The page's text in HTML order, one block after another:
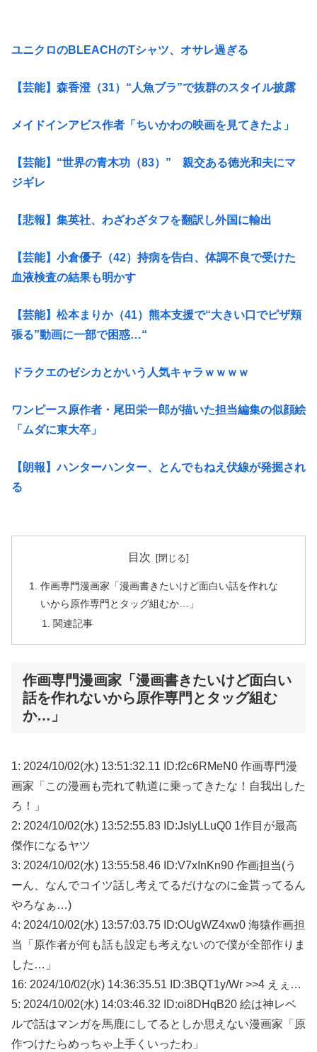
ユニクロのBLEACHのTシャツ、オサレ過ぎる
【芸能】森香澄（31）“人魚ブラ”で抜群のスタイル披露
メイドインアビス作者「ちいかわの映画を見てきたよ」
【芸能】“世界の青木功（83）” 親交ある徳光和夫にマ
ジギレ
【悲報】集英社、わざわざタフを翻訳し外国に輸出
【芸能】小倉優子（42）持病を告白、体調不良で受けた
血液検査の結果も明かす
【芸能】松本まりか（41）熊本支援で“大きい口でピザ頬
張る”動画に一部で困惑…“
ドラクエのゼシカとかいう人気キャラｗｗｗｗ
ワンピース原作者・尾田栄一郎が描いた担当編集の似顔絵
「ムダに東大卒」
【朗報】ハンターハンター、とんでもねえ伏線が発掘され
る
目次
作画専門漫画家「漫画書きたいけど面白い話を作れな
いから原作専門とタッグ組むか…」
関連記事
作画専門漫画家「漫画書きたいけど面白い
話を作れないから原作専門とタッグ組む
か…」
1: 2024/10/02(水) 13:51:32.11 ID:f2c6RMeN0 作画専門漫
画家「この漫画も売れて軌道に乗ってきたな！自我出した
ろ！」
2: 2024/10/02(水) 13:52:55.83 ID:JslyLLuQ0 1作目が最高
傑作になるヤツ
3: 2024/10/02(水) 13:55:58.46 ID:V7xInKn90 作画担当(う
ーん、なんでコイツ話し考えてるだけなのに金貰ってるん
やろなぁ…)
4: 2024/10/02(水) 13:57:03.75 ID:OUgWZ4xw0 海猿作画担
当「原作者が何も話も設定も考えないので僕が全部作りま
した…」
16: 2024/10/02(水) 14:36:35.51 ID:3BQT1y/Wr >>4 えぇ…
5: 2024/10/02(水) 14:03:46.32 ID:oi8DHqB20 絵は神レベ
ルで話はマンガを馬鹿にしてるとしか思えない漫画家「原
作つけたらめっちゃ上手くいったわ」